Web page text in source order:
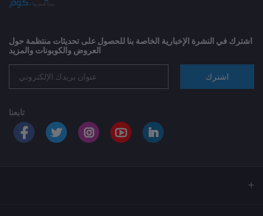
اشترك في النشرة الإخبارية الخاصة بنا للحصول على تحديثات منتظمة حول
العروض والكوبونات والمزيد
اشترك
تابعنا